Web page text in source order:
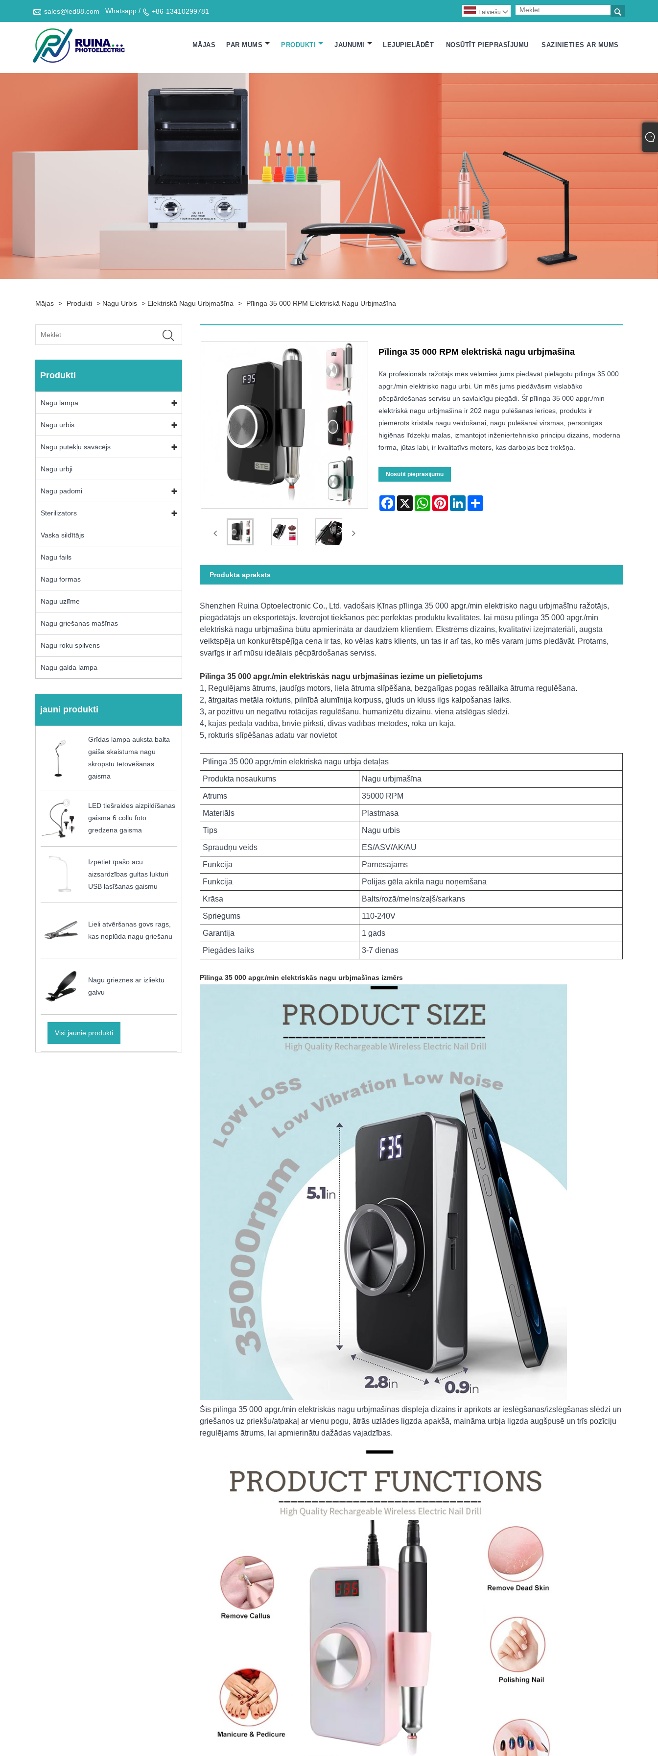
 sales@led88.com Whatsapp /  +86-13410299781 
Latviešu 
MĀJAS PAR MUMS PRODUKTI JAUNUMI LEJUPIELĀDĒT NOSŪTĪT PIEPRASĪJUMU SAZINIETIES AR MUMS
Mājas > Produkti > Nagu Urbis > Elektriskā Nagu Urbjmašīna > Pīlinga 35 000 RPM Elektriskā Nagu Urbjmašīna
Produkti
Nagu lampa
Nagu urbis
Nagu putekļu savācējs
Nagu urbji
Nagu padomi
Sterilizators
Vaska sildītājs
Nagu fails
Nagu formas
Nagu uzlīme
Nagu griešanas mašīnas
Nagu roku spilvens
Nagu galda lampa
jauni produkti
Grīdas lampa auksta balta
gaiša skaistuma nagu
skropstu tetovēšanas
gaisma
LED tiešraides aizpildīšanas
gaisma 6 collu foto
gredzena gaisma
Izpētiet īpašo acu
aizsardzības gultas lukturi
USB lasīšanas gaismu
Lieli atvēršanas govs rags,
kas noplūda nagu griešanu
Nagu grieznes ar izliektu
galvu
Visi jaunie produkti
Pīlinga 35 000 RPM elektriskā nagu urbjmašīna
Kā profesionāls ražotājs mēs vēlamies jums piedāvāt pielāgotu pīlinga 35 000
apgr./min elektrisko nagu urbi. Un mēs jums piedāvāsim vislabāko
pēcpārdošanas servisu un savlaicīgu piegādi. Šī pīlinga 35 000 apgr./min
elektriskā nagu urbjmašīna ir 202 nagu pulēšanas ierīces, produkts ir
piemērots kristāla nagu veidošanai, nagu pulēšanai virsmas, personīgās
higiēnas līdzekļu malas, izmantojot inženiertehnisko principu dizains, moderna
forma, jūtas labi, ir kvalitatīvs motors, kas darbojas bez trokšņa.
Nosūtīt pieprasījumu
Facebook
X WhatsAppPinterestLinkedInShare
Produkta apraksts
Shenzhen Ruina Optoelectronic Co., Ltd. vadošais Ķīnas pīlinga 35 000 apgr./min elektrisko nagu urbjmašīnu ražotājs,
piegādātājs un eksportētājs. Ievērojot tiekšanos pēc perfektas produktu kvalitātes, lai mūsu pīlinga 35 000 apgr./min
elektriskā nagu urbjmašīna būtu apmierināta ar daudziem klientiem. Ekstrēms dizains, kvalitatīvi izejmateriāli, augsta
veiktspēja un konkurētspējīga cena ir tas, ko vēlas katrs klients, un tas ir arī tas, ko mēs varam jums piedāvāt. Protams,
svarīgs ir arī mūsu ideālais pēcpārdošanas serviss.
Pīlinga 35 000 apgr./min elektriskās nagu urbjmašīnas iezīme un pielietojums
1, Regulējams ātrums, jaudīgs motors, liela ātruma slīpēšana, bezgalīgas pogas reāllaika ātruma regulēšana.
2, ātrgaitas metāla rokturis, pilnībā alumīnija korpuss, gluds un kluss ilgs kalpošanas laiks.
3, ar pozitīvu un negatīvu rotācijas regulēšanu, humanizētu dizainu, viena atslēgas slēdzi.
4, kājas pedāļa vadība, brīvie pirksti, divas vadības metodes, roka un kāja.
5, rokturis slīpēšanas adatu var novietot
Pīlinga 35 000 apgr./min elektriskā nagu urbja detaļas
Produkta nosaukums Nagu urbjmašīna
Ātrums 35000 RPM
Materiāls Plastmasa
Tips Nagu urbis
Spraudņu veids ES/ASV/AK/AU
Funkcija Pārnēsājams
Funkcija Polijas gēla akrila nagu noņemšana
Krāsa Balts/rozā/melns/zaļš/sarkans
Spriegums 110-240V
Garantija 1 gads
Piegādes laiks 3-7 dienas
Pīlinga 35 000 apgr./min elektriskās nagu urbjmašīnas izmērs
Šīs pīlinga 35 000 apgr./min elektriskās nagu urbjmašīnas displeja dizains ir aprīkots ar ieslēgšanas/izslēgšanas slēdzi un
griešanos uz priekšu/atpakaļ ar vienu pogu, ātrās uzlādes ligzda apakšā, maināma urbja ligzda augšpusē un trīs pozīciju
regulējams ātrums, lai apmierinātu dažādas vajadzības.